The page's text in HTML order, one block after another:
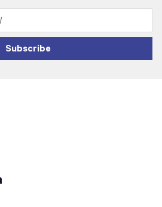
Subscribe